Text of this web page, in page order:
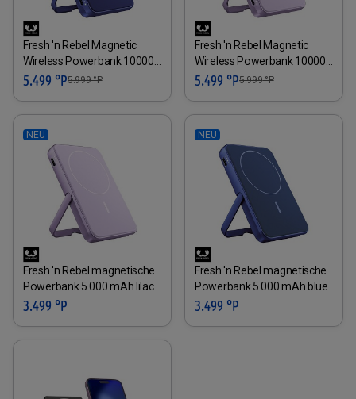
Fresh 'n Rebel Magnetic
Wireless Powerbank 10000
mAh blau
5.499 °P5.999°P
Fresh 'n Rebel Magnetic
Wireless Powerbank 10000
mAh lilac
5.499 °P5.999°P
NEU
Fresh 'n Rebel magnetische
Powerbank 5.000 mAh lilac
3.499 °P
NEU
Fresh 'n Rebel magnetische
Powerbank 5.000 mAh blue
3.499 °P